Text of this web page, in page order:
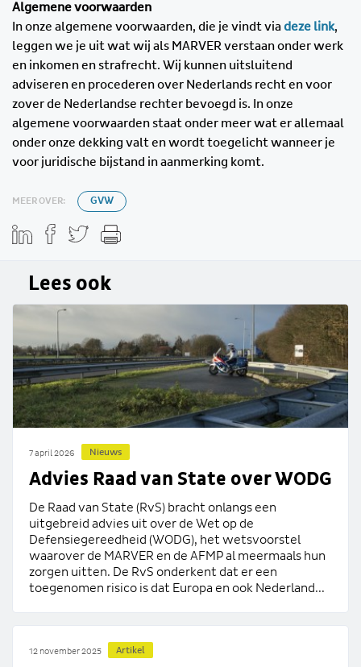
Algemene voorwaarden
In onze algemene voorwaarden, die je vindt viadeze link,
leggen we je uit wat wij als MARVER verstaan onder werk
en inkomen en strafrecht. Wij kunnen uitsluitend
adviseren en procederen over Nederlands recht en voor
zover de Nederlandse rechter bevoegd is. In onze
algemene voorwaarden staat onder meer wat er allemaal
onder onze dekking valt en wordt toegelicht wanneer je
voor juridische bijstand in aanmerking komt.
MEER OVER: GVW
Lees ook
7 april 2026 Nieuws
Advies Raad van State over WODG
De Raad van State (RvS) bracht onlangs een
uitgebreid advies uit over de Wet op de
Defensiegereedheid (WODG), het wetsvoorstel
waarover de MARVER en de AFMP al meermaals hun
zorgen uitten. De RvS onderkent dat er een
toegenomen risico is dat Europa en ook Nederland...
12 november 2025 Artikel